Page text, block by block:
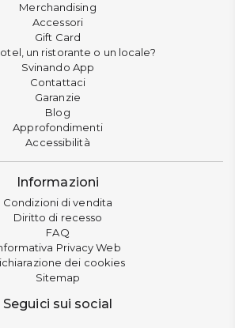
Merchandising
Accessori
Gift Card
un ristorante o un locale?
Svinando App
Contattaci
Garanzie
Blog
Approfondimenti
Accessibilità
Informazioni
Condizioni di vendita
Diritto di recesso
FAQ
Privacy Web
dei cookies
Sitemap
Seguici sui social